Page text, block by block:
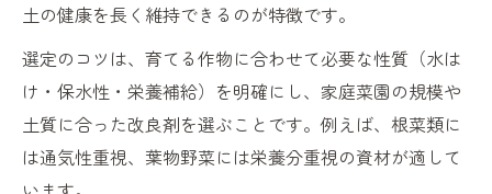
土の健康を長く維持できるのが特徴です。
選定のコツは、育てる作物に合わせて必要な性質（水は
け・保水性・栄養補給）を明確にし、家庭菜園の規模や
土質に合った改良剤を選ぶことです。例えば、根菜類に
は通気性重視、葉物野菜には栄養分重視の資材が適して